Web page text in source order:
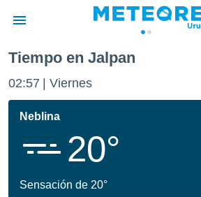
de
ha
calidad.
a este
Tiempo en Jalpan
02:57 Viernes
Neblina
20°
Sensación de 20°